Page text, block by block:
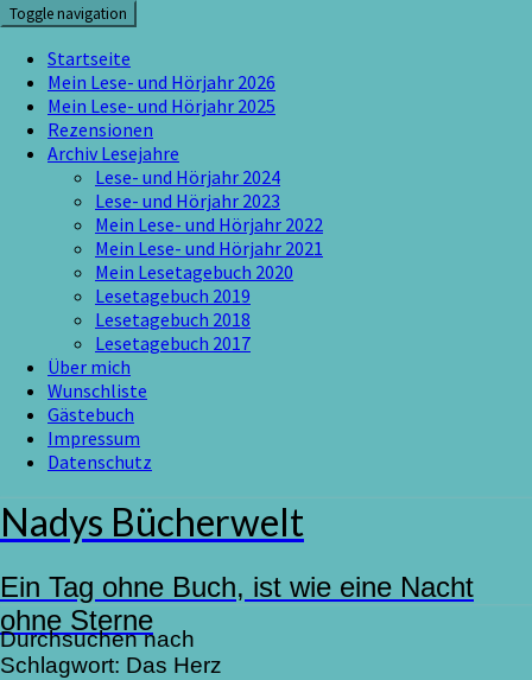
Skip
to
content
Toggle navigation
Startseite
Mein Lese- und Hörjahr 2026
Mein Lese- und Hörjahr 2025
Rezensionen
Archiv Lesejahre
Lese- und Hörjahr 2024
Lese- und Hörjahr 2023
Mein Lese- und Hörjahr 2022
Mein Lese- und Hörjahr 2021
Mein Lesetagebuch 2020
Lesetagebuch 2019
Lesetagebuch 2018
Lesetagebuch 2017
Über mich
Wunschliste
Gästebuch
Impressum
Datenschutz
Nadys Bücherwelt
Ein Tag ohne Buch, ist wie eine Nacht
ohne Sterne
Durchsuchen nach
Schlagwort: Das Herz